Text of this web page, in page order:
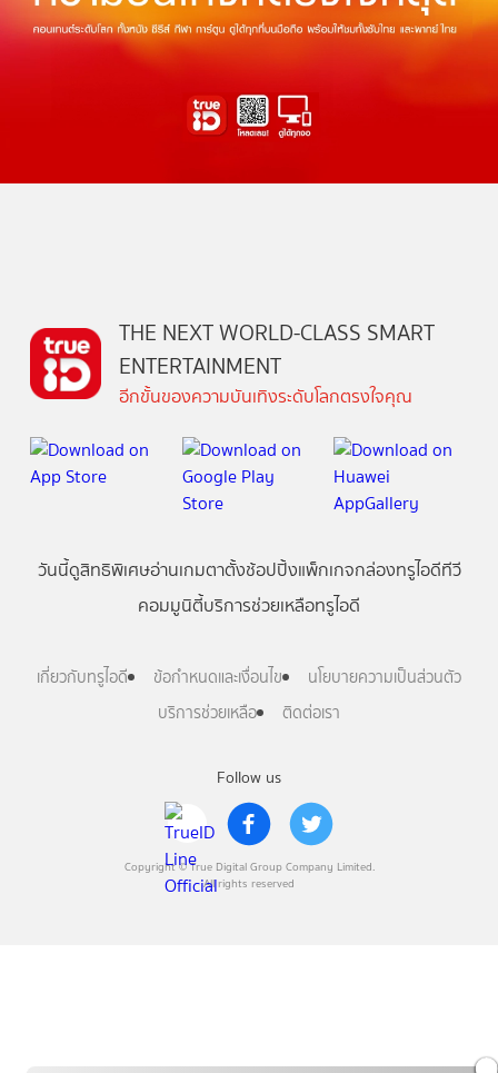
Follow us
Copyright © True Digital Group Company Limited.
All rights reserved
THE NEXT WORLD-CLASS SMART
ENTERTAINMENT
อีกขั้นของความบันเทิงระดับโลกตรงใจคุณ
วันนี้ดูสิทธิพิเศษอ่านเกมตาตั้งช้อปปิ้งแพ็กเกจกล่องทรูไอดีทีวี
คอมมูนิตี้บริการช่วยเหลือทรูไอดี
เกี่ยวกับทรูไอดี ข้อกำหนดและเงื่อนไข
นโยบายความเป็นส่วนตัว
บริการช่วยเหลือ
ติดต่อเรา